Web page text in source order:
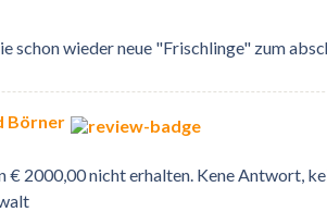
schon wieder neue "Frischlinge" zum
Börner
€ 2000,00 nicht erhalten. Kene Antwort,